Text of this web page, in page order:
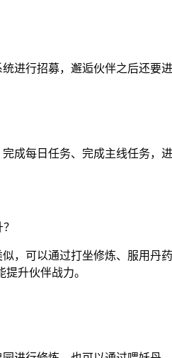
进行招募，邂逅伙伴之后还要进
成每日任务、完成主线任务，
，可以通过打坐修炼、服用丹
升伙伴战力。